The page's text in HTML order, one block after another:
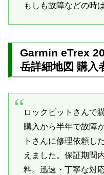
もしも故障などの時
Garmin eTrex
岳詳細地図 購入
ロックピットさんで
購入から半年で故障
トさんに修理依頼し
えました。保証期間
料。迅速・丁寧な対